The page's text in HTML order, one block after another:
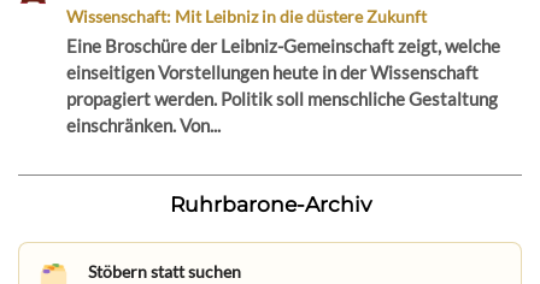
Wissenschaft: Mit Leibniz in die düstere Zukunft
Eine Broschüre der Leibniz-Gemeinschaft zeigt, welche
einseitigen Vorstellungen heute in der Wissenschaft
propagiert werden. Politik soll menschliche Gestaltung
einschränken. Von...
Ruhrbarone-Archiv
Stöbern statt suchen